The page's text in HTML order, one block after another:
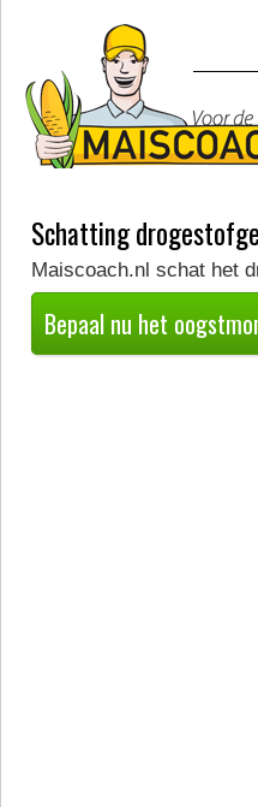
Schatting
Maiscoach.nl schat het
Bepaal nu het